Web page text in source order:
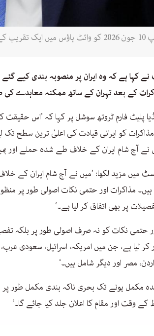
پی)
نے کہا ہے کہ وہ ایران پر منصوبہ بندی کیے
کے بعد تہران کے ساتھ ممکنہ معاہدے کی
پلیٹ فارم ٹروتھ سوشل پر کہا کہ ’اس حقیقت
کو ایرانی قیادت کی اعلیٰ ترین سطح تک
آج شام ایران کے خلاف طے شدہ حملے اور
مزید لکھا: ’میں نے آج شام ایران کے
ہیں۔ مذاکرات اور حتمی نکات اصولی طور پر
پر بھی اتفاق کر لیا ہے۔‘
حتمی نکات کو نہ صرف اصولی طور پر بلکہ
لیا ہے، جن میں امریکہ، اسرائیل، سعودی
مصر اور دیگر شامل ہیں۔‘
مکمل ہونے تک بحری ناکہ بندی مکمل طور پر
وقت اور مقام کا اعلان جلد کیا جائے گا۔‘